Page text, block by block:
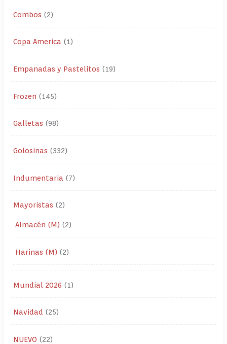
Combos 2
Copa America 1
Empanadas y Pastelitos 19
Frozen 145
Galletas 98
Golosinas 332
Indumentaria 7
Mayoristas 2
Almacén (M) 2
Harinas (M) 2
Mundial 2026 1
Navidad 25
NUEVO 22